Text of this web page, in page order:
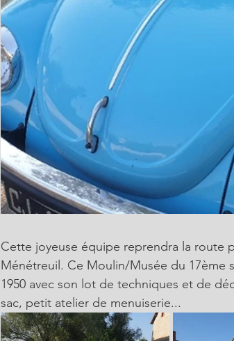
Cette joyeuse équipe reprendra la route
Ménétreuil. Ce Moulin/Musée du 17ème
1950 avec son lot de techniques et de
sac, petit atelier de menuiserie...